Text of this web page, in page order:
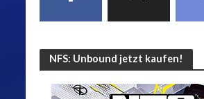
NFS: Unbound jetzt kaufen!